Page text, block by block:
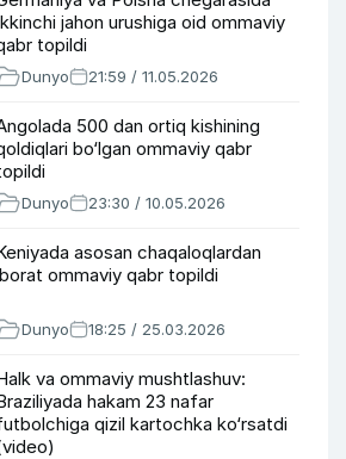
jahon urushiga oid ommaviy
topildi
Dunyo 21:59 / 11.05.2026
500 dan ortiq kishining
bo‘lgan ommaviy qabr
Dunyo 23:30 / 10.05.2026
asosan chaqaloqlardan
ommaviy qabr topildi
Dunyo 18:25 / 25.03.2026
va ommaviy mushtlashuv:
hakam 23 nafar
qizil kartochka ko‘rsatdi